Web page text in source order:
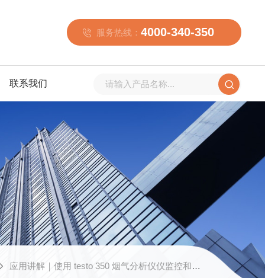
服务热线： 4000-340-350
联系我们
应用讲解｜使用 testo 350 烟气分析仪仪监控和优化水泥生产工艺